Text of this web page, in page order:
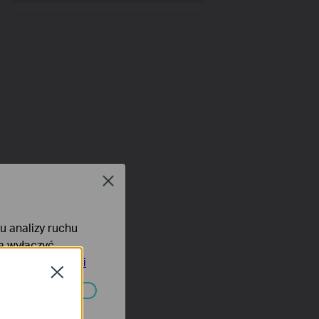
Close
analizy ruchu
prywatności
Close